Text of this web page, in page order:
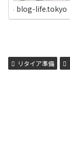
blog-life.tokyo
リタイア準備